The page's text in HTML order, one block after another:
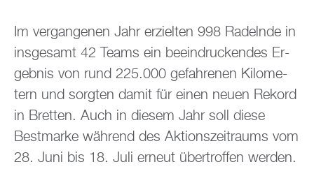
Im ver­gan­ge­nen Jahr er­ziel­ten 998 Ra­deln­de in
ins­ge­samt 42 Teams ein be­ein­dru­cken­des Er­
geb­nis von rund 225.000 ge­fah­re­nen Ki­lo­me­
tern und sorg­ten damit für einen neuen Re­kord
in Brett­en. Auch in die­sem Jahr soll diese
Best­mar­ke wäh­rend des Ak­ti­ons­zeit­raums vom
28. Juni bis 18. Juli er­neut über­trof­fen wer­den.